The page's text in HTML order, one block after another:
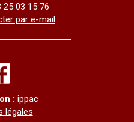
25 03 15 76
par e-mail
: ippac
légales